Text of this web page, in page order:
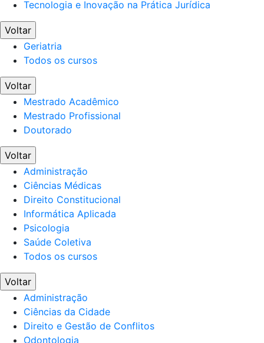
Tecnologia e Inovação na Prática Jurídica
Voltar
Geriatria
Todos os cursos
Voltar
Mestrado Acadêmico
Mestrado Profissional
Doutorado
Voltar
Administração
Ciências Médicas
Direito Constitucional
Informática Aplicada
Psicologia
Saúde Coletiva
Todos os cursos
Voltar
Administração
Ciências da Cidade
Direito e Gestão de Conflitos
Odontologia